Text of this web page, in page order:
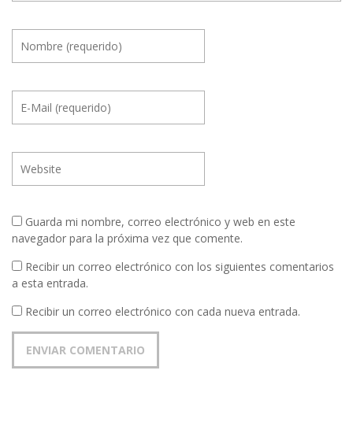
Guarda mi nombre, correo electrónico y web en este
navegador para la próxima vez que comente.
Recibir un correo electrónico con los siguientes comentarios
a esta entrada.
Recibir un correo electrónico con cada nueva entrada.